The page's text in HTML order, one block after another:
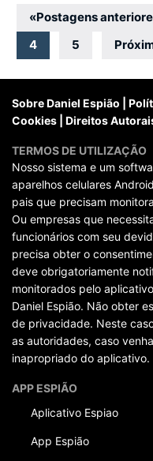
Navegação
por
posts
«Postagens
4
5
Sobre Daniel Espião
Cookies
Direitos
TERMOS DE UTILIZAÇÃO
Nosso sistema e um
aparelhos celulares
pais que precisam
Ou empresas que
funcionários com seu
precisa obter o
deve obrigatoriamente
monitorados pelo
Daniel Espião. Não obter
de privacidade. Neste
as autoridades, caso
inapropriado do aplicativo.
APP ESPIÃO
Aplicativo Espiao
App Espião